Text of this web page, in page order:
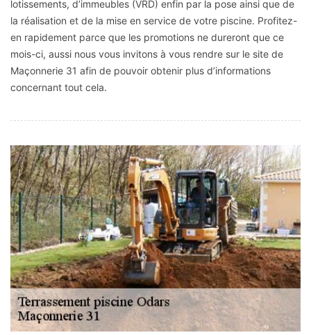
lotissements, d’immeubles (VRD) enfin par la pose ainsi que de
la réalisation et de la mise en service de votre piscine. Profitez-
en rapidement parce que les promotions ne dureront que ce
mois-ci, aussi nous vous invitons à vous rendre sur le site de
Maçonnerie 31 afin de pouvoir obtenir plus d’informations
concernant tout cela.